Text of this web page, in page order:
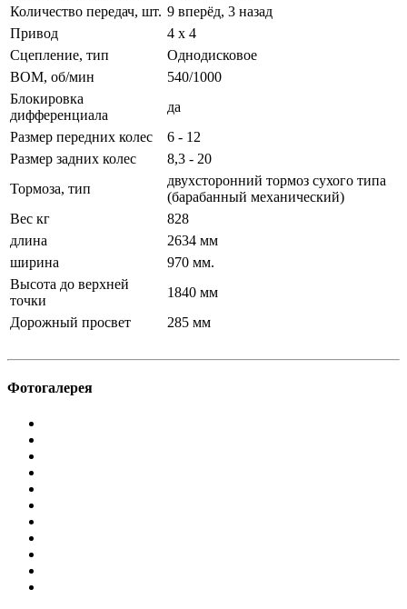
Количество передач, шт. 9 вперёд, 3 назад
Привод
4 х 4
Сцепление, тип
Однодисковое
ВОМ, об/мин
540/1000
Блокировка
дифференциала
да
Размер передних колес
6 - 12
Размер задних колес
8,3 - 20
Тормоза, тип
двухсторонний тормоз сухого типа
(барабанный механический)
Вес кг
828
длина
2634 мм
ширина
970 мм.
Высота до верхней
точки
1840 мм
Дорожный просвет
285 мм
Фотогалерея